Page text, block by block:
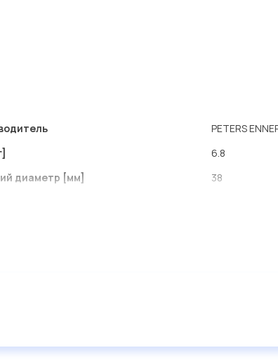
PETERS
6.8
диаметр [мм]
38